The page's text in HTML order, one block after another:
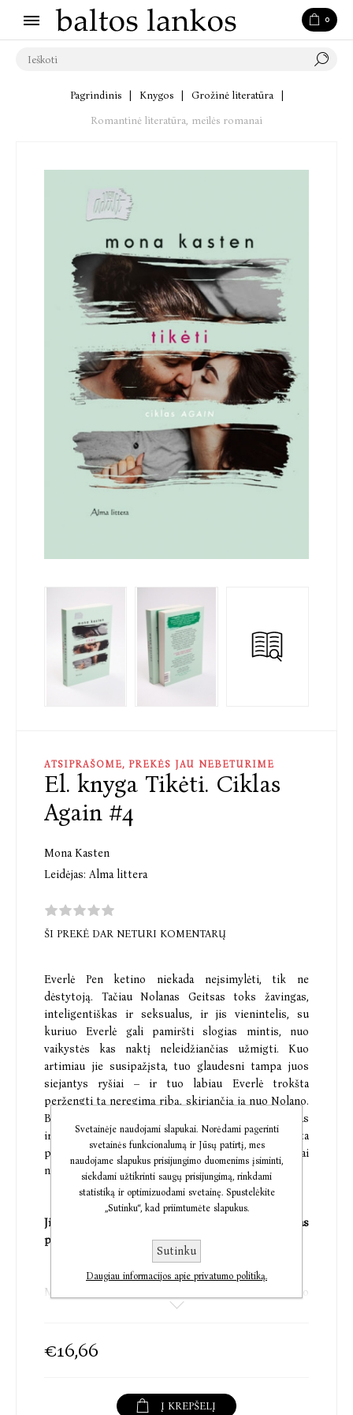
0
Pagrindinis Knygos Grožinė literatūra
Romantinė literatūra, meilės romanai
ATSIPRAŠOME, PREKĖS JAU NEBETURIME
El. knyga Tikėti. Ciklas
Again #4
Mona Kasten
Leidėjas: Alma littera
ŠI PREKĖ DAR NETURI KOMENTARŲ
Everlė Pen ketino niekada neįsimylėti, tik ne
dėstytoją. Tačiau Nolanas Geitsas toks žavingas,
inteligentiškas ir seksualus, ir jis vienintelis, su
kuriuo Everlė gali pamiršti slogias mintis, nuo
vaikystės kas naktį neleidžiančias užmigti. Kuo
artimiau jie susipažįsta, tuo glaudesni tampa juos
siejantys ryšiai – ir tuo labiau Everlė trokšta
peržengti tą neregimą ribą, skiriančią ją nuo Nolano.
Bet ji nė nenujaučia, kad optimistiškas Nolano būdas
ir jo užkrečiama meilė literatūrai slepia paslaptį. Ir ta
paslaptis galėtų sugriauti jų meilę dar jai
neprasiskleidus.
Ji norėjo niekada neįsimylėti – tačiau viskas
pasikeičia.
Mona Kasten yra ryškiausia NEW ADULT žanro
žvaigždė Vokietijoje, savo knygų serija „Again“
apdovanota
„Again“ parduota daugiau nei 600 tūkst.
net 27 savaites.
€16,66
Į KREPŠELĮ
Svetainėje naudojami slapukai. Norėdami pagerinti
svetainės funkcionalumą ir Jūsų patirtį, mes
naudojame slapukus prisijungimo duomenims įsiminti,
siekdami užtikrinti saugų prisijungimą, rinkdami
statistiką ir optimizuodami svetainę. Spustelėkite
„Sutinku“, kad priimtumėte slapukus.
Sutinku
Daugiau informacijos apie privatumo politiką.